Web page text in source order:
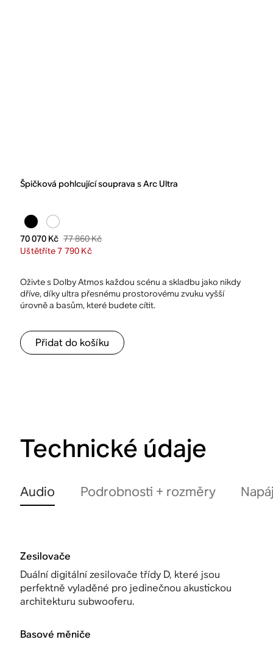
Špičková pohlcující souprava s Arc Ultra
70 070 Kč 77 860 Kč
Uštětříte 7 790 Kč
Oživte s Dolby Atmos každou scénu a skladbu jako nikdy
dříve, díky ultra přesnému prostorovému zvuku vyšší
úrovně a basům, které budete cítit.
Přidat do košíku
Technické údaje
Audio Podrobnosti + rozměry
Zesilovače
Duální digitální zesilovače třídy D, které jsou
perfektně vyladěné pro jedinečnou akustickou
architekturu subwooferu.
Basové měniče